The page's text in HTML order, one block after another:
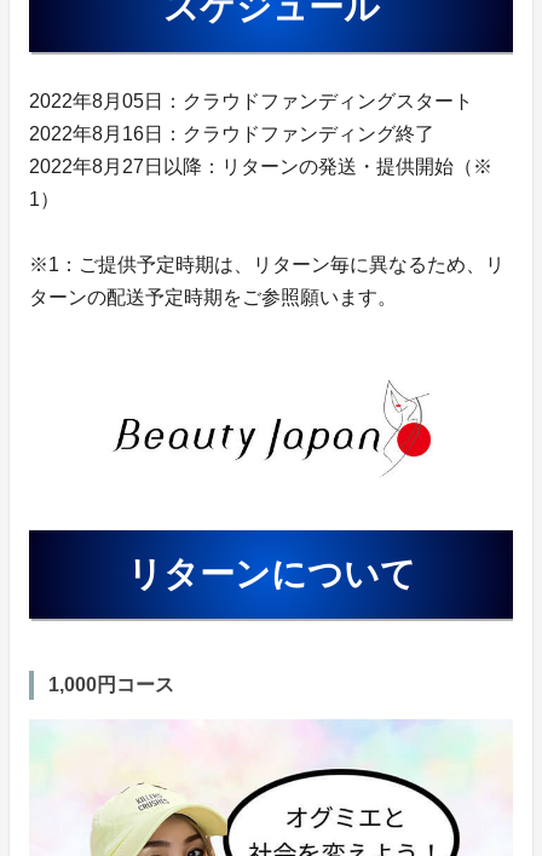
スケジュール
2022年8月05日：クラウドファンディングスタート
2022年8月16日：クラウドファンディング終了
2022年8月27日以降：リターンの発送・提供開始（※
1）
※1：ご提供予定時期は、リターン毎に異なるため、リ
ターンの配送予定時期をご参照願います。
リターンについて
1,000円コース